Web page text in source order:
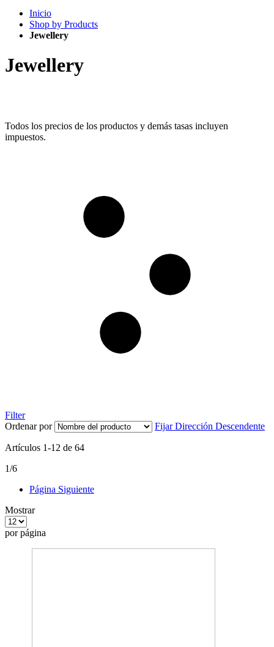
Inicio
Shop by Products
Jewellery
Jewellery
Todos los precios de los productos y demás tasas incluyen
impuestos.
Filter
Ordenar por
Fijar Dirección Descendente
Artículos 1-12 de 64
1/6
Página Siguiente
Mostrar
por página